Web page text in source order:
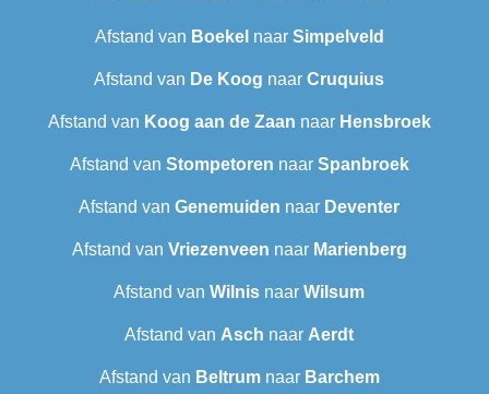
Afstand van Boekel naar Simpelveld
Afstand van De Koog naar Cruquius
Afstand van Koog aan de Zaan naar Hensbroek
Afstand van Stompetoren naar Spanbroek
Afstand van Genemuiden naar Deventer
Afstand van Vriezenveen naar Marienberg
Afstand van Wilnis naar Wilsum
Afstand van Asch naar Aerdt
Afstand van Beltrumnaar Barchem